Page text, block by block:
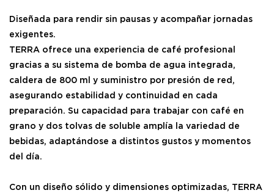
Diseñada para rendir sin pausas y acompañar jornadas
exigentes.
TERRA ofrece una experiencia de café profesional
gracias a su sistema de bomba de agua integrada,
caldera de 800 ml y suministro por presión de red,
asegurando estabilidad y continuidad en cada
preparación. Su capacidad para trabajar con café en
grano y dos tolvas de soluble amplía la variedad de
bebidas, adaptándose a distintos gustos y momentos
del día.
Con un diseño sólido y dimensiones optimizadas, TERRA